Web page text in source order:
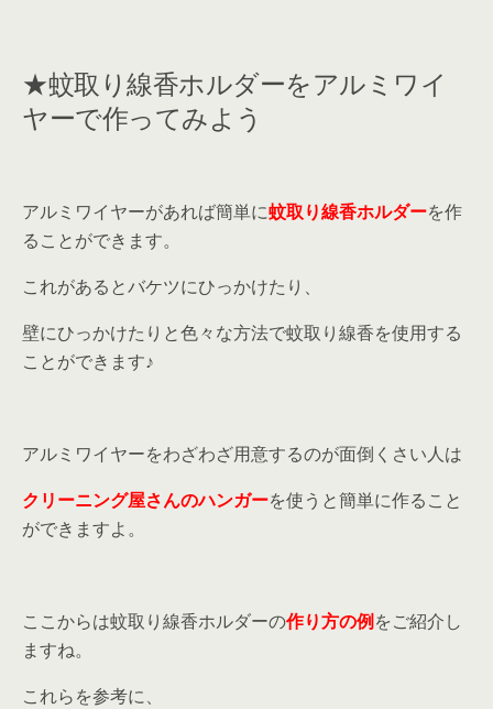
★蚊取り線香ホルダーをアルミワイ
ヤーで作ってみよう
アルミワイヤーがあれば簡単に蚊取り線香ホルダーを作
ることができます。
これがあるとバケツにひっかけたり、
壁にひっかけたりと色々な方法で蚊取り線香を使用する
ことができます♪
アルミワイヤーをわざわざ用意するのが面倒くさい人は
クリーニング屋さんのハンガーを使うと簡単に作ること
ができますよ。
ここからは蚊取り線香ホルダーの作り方の例をご紹介し
ますね。
これらを参考に、